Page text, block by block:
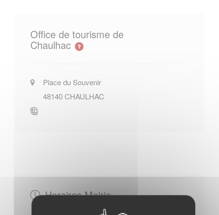
Office de tourisme de
Chaulhac
Place du Souvenir
48140CHAULHAC
Horaires Mairie